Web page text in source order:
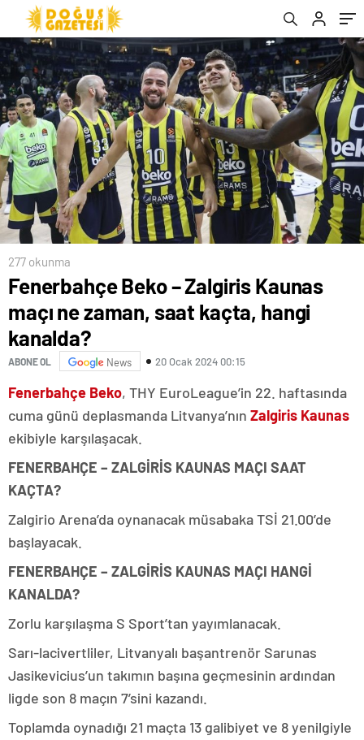
277 okunma
Fenerbahçe Beko – Zalgiris Kaunas
maçı ne zaman, saat kaçta, hangi
kanalda?
ABONE OL News 20 Ocak 2024 00:15
Fenerbahçe Beko, THY EuroLeague’in 22. haftasında
cuma günü deplasmanda Litvanya’nın Zalgiris Kaunas
ekibiyle karşılaşacak.
FENERBAHÇE – ZALGİRİS KAUNAS MAÇI SAAT
KAÇTA?
Zalgirio Arena’da oynanacak müsabaka TSİ 21.00’de
başlayacak.
FENERBAHÇE – ZALGİRİS KAUNAS MAÇI HANGİ
KANALDA?
Zorlu karşılaşma S Sport’tan yayımlanacak.
Sarı-lacivertliler, Litvanyalı başantrenör Sarunas
Jasikevicius’un takımın başına geçmesinin ardından
ligde son 8 maçın 7’sini kazandı.
Toplamda oynadığı 21 maçta 13 galibiyet ve 8 yenilgiyle